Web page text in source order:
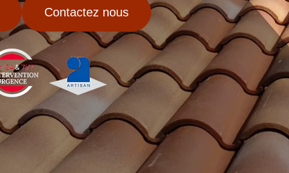
Contactez nous